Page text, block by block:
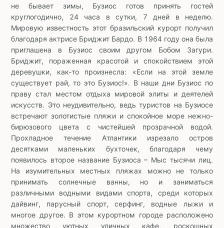
не бывает зимы, Бузиос готов принять гостей
круглогодично, 24 часа в сутки, 7 дней в неделю.
Мировую известность этот бразильский курорт получил
благодаря актрисе Бриджит Бардо. В 1964 году она была
приглашена в Бузиос своим другом Бобом Загури.
Бриджит, пораженная красотой и спокойствием этой
деревушки, как-то произнесла: «Если на этой земле
существует рай, то это Бузиос!». В наши дни Бузиос по
праву стал местом отдыха мировой элиты и деятелей
искусств. Это неудивительно, ведь туристов на Бузиосе
встречают золотистые пляжи и спокойное море нежно-
бирюзового цвета с чистейшей прозрачной водой.
Прохладное течение Атлантики изрезало остров
десятками маленьких бухточек, благодаря чему
появилось второе название Бузиоса – Мыс тысячи лиц.
На изумительных местных пляжах можно не только
принимать солнечные ванны, но и заниматься
различными водными видами спорта, среди которых
дайвинг, парусный спорт, серфинг, водные лыжи и
многое другое. В этом курортном городе расположено
множество уютных уличных кафе, роскошных